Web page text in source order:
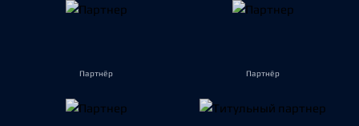
Партнёр Партнёр